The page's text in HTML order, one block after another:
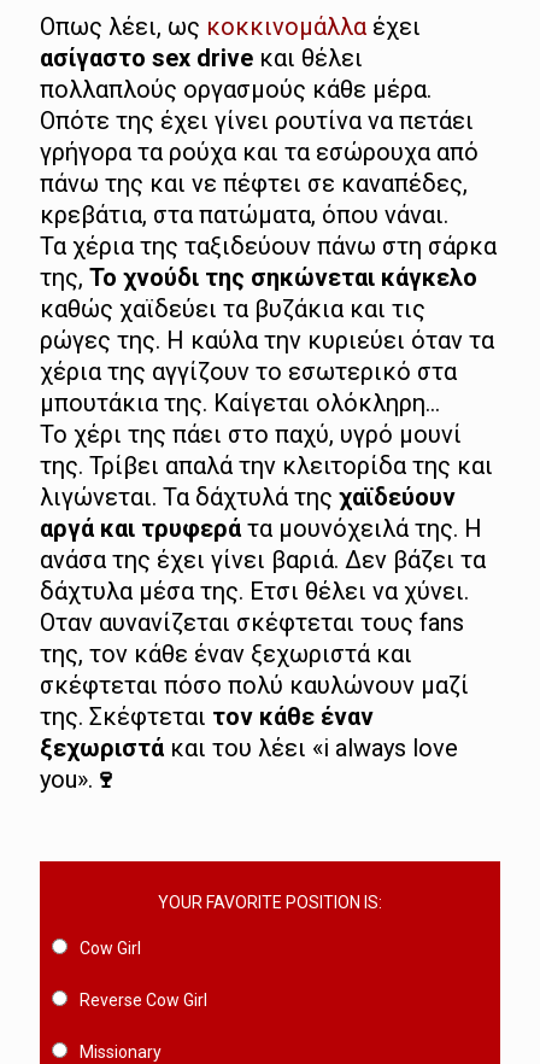
Οπως λέει, ως κοκκινομάλλα έχει
ασίγαστο sex drive και θέλει
πολλαπλούς οργασμούς κάθε μέρα.
Οπότε της έχει γίνει ρουτίνα να πετάει
γρήγορα τα ρούχα και τα εσώρουχα από
πάνω της και νε πέφτει σε καναπέδες,
κρεβάτια, στα πατώματα, όπου νάναι.
Τα χέρια της ταξιδεύουν πάνω στη σάρκα
της, Το χνούδι της σηκώνεται κάγκελο
καθώς χαϊδεύει τα βυζάκια και τις
ρώγες της. Η καύλα την κυριεύει όταν τα
χέρια της αγγίζουν το εσωτερικό στα
μπουτάκια της. Καίγεται ολόκληρη…
Το χέρι της πάει στο παχύ, υγρό μουνί
της. Τρίβει απαλά την κλειτορίδα της και
λιγώνεται. Τα δάχτυλά της χαϊδεύουν
αργά και τρυφερά τα μουνόχειλά της. Η
ανάσα της έχει γίνει βαριά. Δεν βάζει τα
δάχτυλα μέσα της. Ετσι θέλει να χύνει.
Οταν αυνανίζεται σκέφτεται τους fans
της, τον κάθε έναν ξεχωριστά και
σκέφτεται πόσο πολύ καυλώνουν μαζί
της. Σκέφτεται τον κάθε έναν
ξεχωριστά και του λέει «i always love
you». 🍷
YOUR FAVORITE POSITION IS:
Cow Girl
Reverse Cow Girl
Missionary